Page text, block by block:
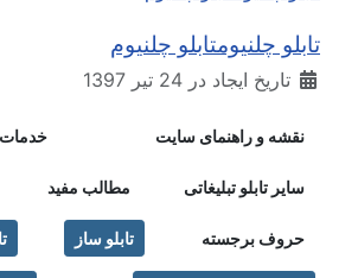
تابلو چلنیومتابلو چلنیوم
تاریخ ایجاد در 24 تیر 1397
نقشه و راهنمای سایت خدمات
سایر تابلو تبلیغاتی مطالب مفید
حروف برجسته تابلو ساز